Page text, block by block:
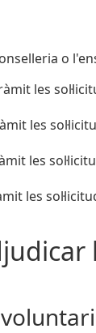
o
les
les
les
les